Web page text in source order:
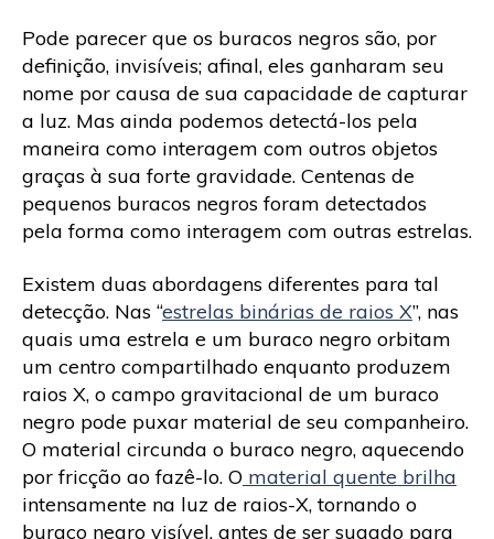
Pode parecer que os buracos negros são, por
definição, invisíveis; afinal, eles ganharam seu
nome por causa de sua capacidade de capturar
a luz. Mas ainda podemos detectá-los pela
maneira como interagem com outros objetos
graças à sua forte gravidade. Centenas de
pequenos buracos negros foram detectados
pela forma como interagem com outras estrelas.
Existem duas abordagens diferentes para tal
detecção. Nas “estrelas binárias de raios X”, nas
quais uma estrela e um buraco negro orbitam
um centro compartilhado enquanto produzem
raios X, o campo gravitacional de um buraco
negro pode puxar material de seu companheiro.
O material circunda o buraco negro, aquecendo
por fricção ao fazê-lo. O material quente brilha
intensamente na luz de raios-X, tornando o
buraco negro visível, antes de ser sugado para